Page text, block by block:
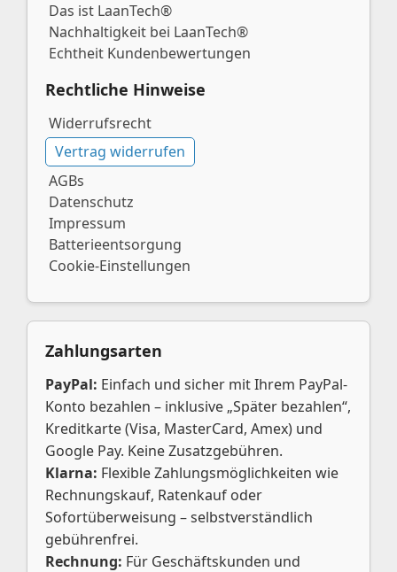
Das ist LaanTech®
Nachhaltigkeit bei LaanTech®
Echtheit Kundenbewertungen
Rechtliche Hinweise
Widerrufsrecht
Vertrag widerrufen
AGBs
Datenschutz
Impressum
Batterieentsorgung
Cookie-Einstellungen
Zahlungsarten
PayPal: Einfach und sicher mit Ihrem PayPal-
Konto bezahlen – inklusive „Später bezahlen“,
Kreditkarte (Visa, MasterCard, Amex) und
Google Pay. Keine Zusatzgebühren.
Klarna: Flexible Zahlungsmöglichkeiten wie
Rechnungskauf, Ratenkauf oder
Sofortüberweisung – selbstverständlich
gebührenfrei.
Rechnung: Für Geschäftskunden und